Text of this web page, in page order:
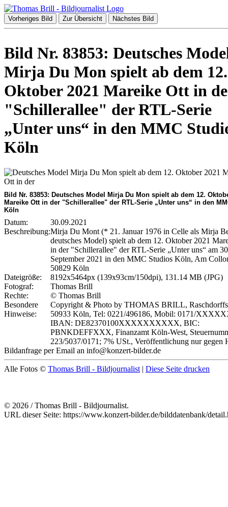
Vorheriges Bild Zur Übersicht Nächstes Bild
Bild Nr. 83853: Deutsches
Mirja Du Mon spielt ab dem 12.
Oktober 2021 Mareike Ott in
"Schillerallee" der RTL-Serie
„Unter uns“ in den MMC
Köln
Bild Nr. 83853: Deutsches Model Mirja Du Mon spielt ab dem 12.
Mareike Ott in der "Schillerallee" der RTL-Serie „Unter uns“ in den
Köln
Datum:
30.09.2021
Beschreibung:Mirja Du Mont (* 21. Januar 1976 in Celle als Mirja
deutsches Model) spielt ab dem 12. Oktober 2021
in der "Schillerallee" der RTL-Serie „Unter uns“ am
September 2021 in den MMC Studios Köln, Am
50829 Köln
Dateigröße:
8192x5464px (139x93cm/150dpi), 131.14 MB (JPG)
Fotograf:
Thomas Brill
Rechte:
© Thomas Brill
Besondere
Hinweise:
Copyright & Photo by THOMAS BRILL,
50933 Köln, Tel: 0221/496186, Mobil: 0171/
IBAN: DE82370100XXXXXXXXXX, BIC:
PBNKDEFFXXX, Finanzamt Köln-West,
223/5037/0171; 7% USt., Veröffentlichung nur gegen
Bildanfrage per Email an info@konzert-bilder.de
Alle Fotos © Thomas Brill - Bildjournalist | Diese Seite drucken
© 2026 / Thomas Brill - Bildjournalist.
URL dieser Seite: https://www.konzert-bilder.de/bilddatenbank/